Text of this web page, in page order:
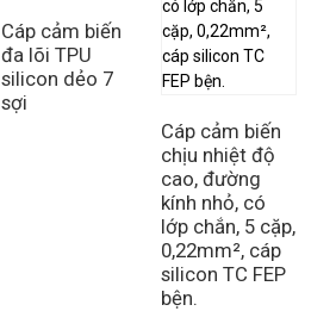
Cáp cảm biến
đa lõi TPU
silicon dẻo 7
sợi
Cáp cảm biến
chịu nhiệt độ
cao, đường
kính nhỏ, có
lớp chắn, 5 cặp,
0,22mm², cáp
silicon TC FEP
bện.